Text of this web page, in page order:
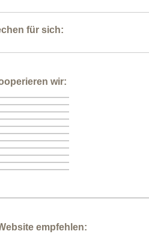
für sich:
wir:
empfehlen: